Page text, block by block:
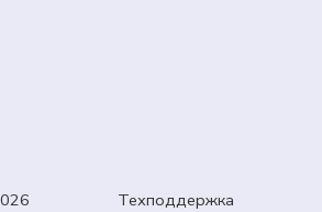
«Домашние питомцы.
Презентация.
2026 Техподдержка